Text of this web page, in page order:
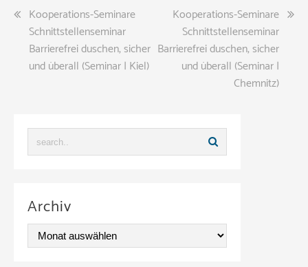
Beitragsnavigation
Kooperations-Seminare
Schnittstellenseminar
Barrierefrei duschen, sicher
und überall (Seminar | Kiel)
Kooperations-Seminare
Schnittstellenseminar
Barrierefrei duschen, sicher
und überall (Seminar |
Chemnitz)
Archiv